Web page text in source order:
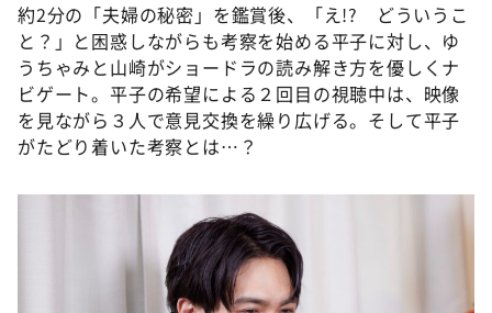
約2分の「夫婦の秘密」を鑑賞後、「え!? どういうこ
と？」と困惑しながらも考察を始める平子に対し、ゆ
うちゃみと山崎がショードラの読み解き方を優しくナ
ビゲート。平子の希望による２回目の視聴中は、映像
を見ながら３人で意見交換を繰り広げる。そして平子
がたどり着いた考察とは…？